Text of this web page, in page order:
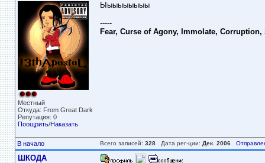
Местный
Откуда: From Great Dark
Репутация: 0
Поощрить/Наказать
Ыыыыыыыыы
-----
Fear, Curse of Agony, Immolate, Corruption,
В начало Всего записей: 328Дата рег-ции: Дек. 2006
ШКОДА